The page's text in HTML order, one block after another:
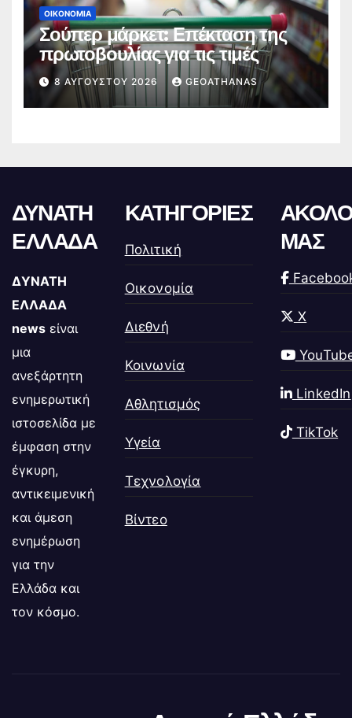
ΟΙΚΟΝΟΜΊΑ
Σούπερ μάρκετ: Επέκταση της
πρωτοβουλίας για τις τιμές
8 ΑΥΓΟΎΣΤΟΥ 2026 GEOATHANAS
ΔΥΝΑΤΗ
ΕΛΛΑΔΑ
ΔΥΝΑΤΗ
ΕΛΛΑΔΑ
news είναι
μια
ανεξάρτητη
ενημερωτική
ιστοσελίδα με
έμφαση στην
έγκυρη,
αντικειμενική
και άμεση
ενημέρωση
για την
Ελλάδα και
τον κόσμο.
ΚΑΤΗΓΟΡΙΕΣ
Πολιτική
Οικονομία
Διεθνή
Κοινωνία
Αθλητισμός
Υγεία
Τεχνολογία
Βίντεο
ΜΑΣ
X
LinkedIn
TikTok